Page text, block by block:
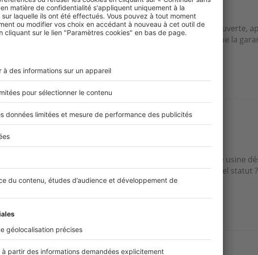
Vices cachés en immobilier : quelle garantie ?
L’acquéreur d’un bien immobilier est protégé contre la découverte,
de défauts non apparents ou dissimulés. Comment s’applique la
Acheter
Comment acheter à plusieurs entre amis ?
Acheter une grande maison de campagne, un terrain ou une usine
entre amis, vous en rêvez ? Comment s’y prendre et sous quel statut ?
Aujourd’hui, nous passons au crible les différentes...